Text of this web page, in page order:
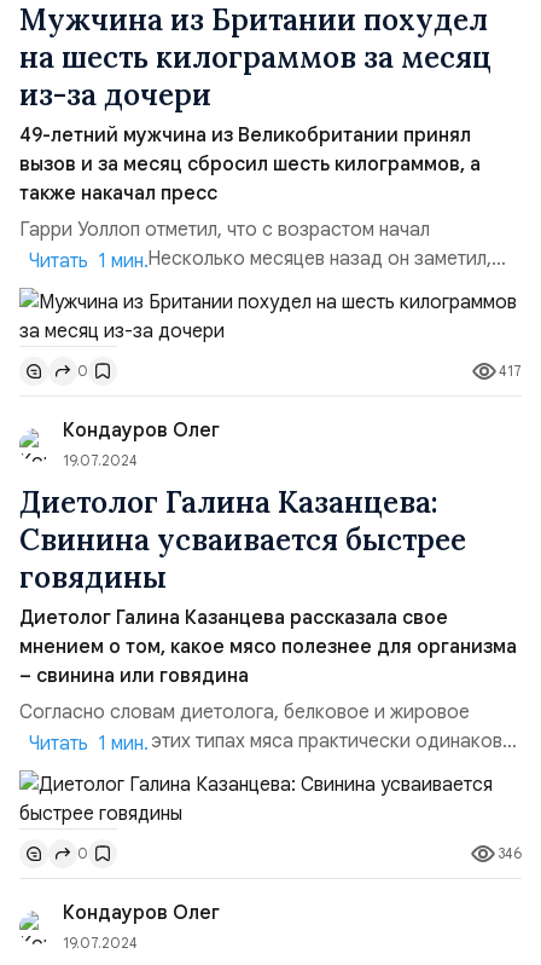
Мужчина из Британии похудел
на шесть килограммов за месяц
из-за дочери
49-летний мужчина из Великобритании принял
вызов и за месяц сбросил шесть килограммов, а
также накачал пресс
Гарри Уоллоп отметил, что с возрастом начал
набирать вес. Несколько месяцев назад он заметил,
что потолстел на 12 килограммов. Его 16-летняя дочь
заметила, что он стал «пухленьким». На следующий
день они узнали, что моделью новой линии мужского
нижнего белья Skims стал футболист Джуд Беллингем.
Дочь Уоллопа оценила фигуру спортсмена и
насмешливо за...
Читать 1 мин.
0 417
Кондауров Олег
19.07.2024
Диетолог Галина Казанцева:
Свинина усваивается быстрее
говядины
Диетолог Галина Казанцева рассказала свое
мнением о том, какое мясо полезнее для организма
– свинина или говядина
Согласно словам диетолога, белковое и жировое
содержание в этих типах мяса практически одинаково.
Однако благодаря уникальному химическому составу
белков и жиров, свинина легче переваривается и
оказывает меньшее напряжение на печень по
сравнению с другими видами мяса, за исключением
рёбрышек и шеи. Кроме того, свинина содержит
значительно больше витамин...
Читать 1 мин.
0 346
Кондауров Олег
19.07.2024